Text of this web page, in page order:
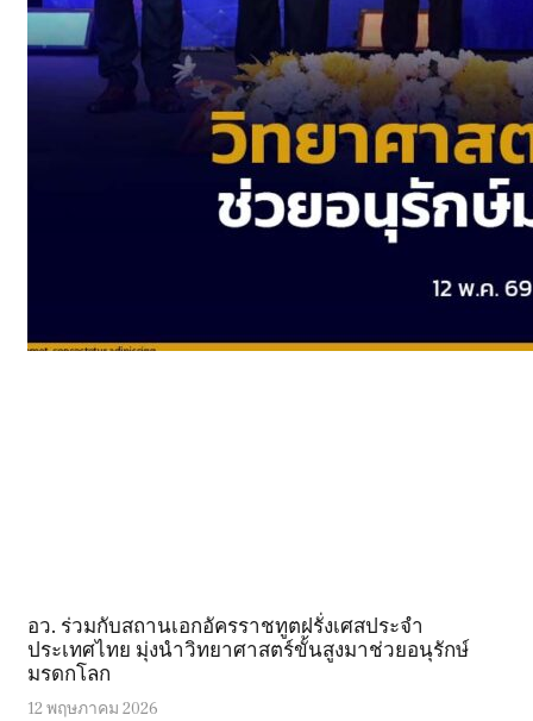
อว. ร่วมกับสถานเอกอัครราชทูตฝรั่งเศสประจำ
ประเทศไทย มุ่งนำวิทยาศาสตร์ขั้นสูงมาช่วยอนุรักษ์
มรดกโลก
12 พฤษภาคม 2026